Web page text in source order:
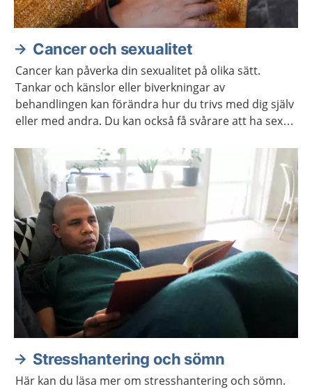
Cancer och sexualitet
Cancer kan påverka din sexualitet på olika sätt.
Tankar och känslor eller biverkningar av
behandlingen kan förändra hur du trivs med dig själv
eller med andra. Du kan också få svårare att ha sex
lusten och förmågan att ha sex.
Stresshantering och sömn
Här kan du läsa mer om stresshantering och sömn.